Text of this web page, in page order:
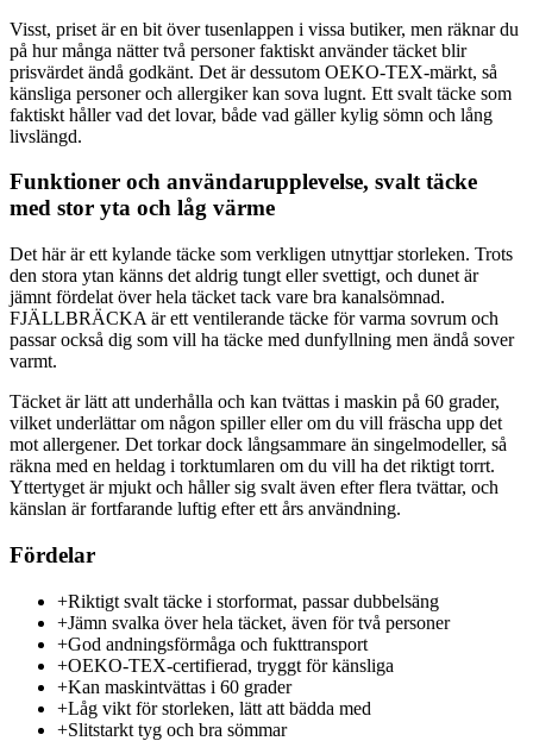
Visst, priset är en bit över tusenlappen i vissa butiker, men räknar du
på hur många nätter två personer faktiskt använder täcket blir
prisvärdet ändå godkänt. Det är dessutom OEKO-TEX-märkt, så
känsliga personer och allergiker kan sova lugnt. Ett svalt täcke som
faktiskt håller vad det lovar, både vad gäller kylig sömn och lång
livslängd.
Funktioner och användarupplevelse, svalt täcke
med stor yta och låg värme
Det här är ett kylande täcke som verkligen utnyttjar storleken. Trots
den stora ytan känns det aldrig tungt eller svettigt, och dunet är
jämnt fördelat över hela täcket tack vare bra kanalsömnad.
FJÄLLBRÄCKA är ett ventilerande täcke för varma sovrum och
passar också dig som vill ha täcke med dunfyllning men ändå sover
varmt.
Täcket är lätt att underhålla och kan tvättas i maskin på 60 grader,
vilket underlättar om någon spiller eller om du vill fräscha upp det
mot allergener. Det torkar dock långsammare än singelmodeller, så
räkna med en heldag i torktumlaren om du vill ha det riktigt torrt.
Yttertyget är mjukt och håller sig svalt även efter flera tvättar, och
känslan är fortfarande luftig efter ett års användning.
Fördelar
+Riktigt svalt täcke i storformat, passar dubbelsäng
+Jämn svalka över hela täcket, även för två personer
+God andningsförmåga och fukttransport
+OEKO-TEX-certifierad, tryggt för känsliga
+Kan maskintvättas i 60 grader
+Låg vikt för storleken, lätt att bädda med
+Slitstarkt tyg och bra sömmar